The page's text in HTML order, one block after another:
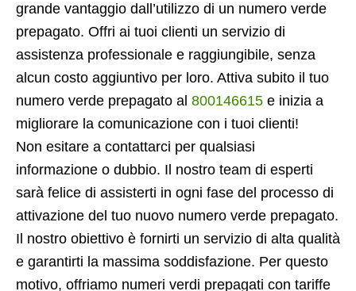
grande vantaggio dall’utilizzo di un numero verde
prepagato. Offri ai tuoi clienti un servizio di
assistenza professionale e raggiungibile, senza
alcun costo aggiuntivo per loro. Attiva subito il tuo
numero verde prepagato al 800146615 e inizia a
migliorare la comunicazione con i tuoi clienti!
Non esitare a contattarci per qualsiasi
informazione o dubbio. Il nostro team di esperti
sarà felice di assisterti in ogni fase del processo di
attivazione del tuo nuovo numero verde prepagato.
Il nostro obiettivo è fornirti un servizio di alta qualità
e garantirti la massima soddisfazione. Per questo
motivo, offriamo numeri verdi prepagati con tariffe